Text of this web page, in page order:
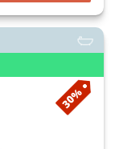
30%